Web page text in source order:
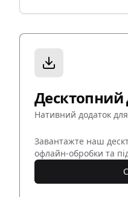
Десктопний
Нативний додаток
Завантажте наш
офлайн-обробки та